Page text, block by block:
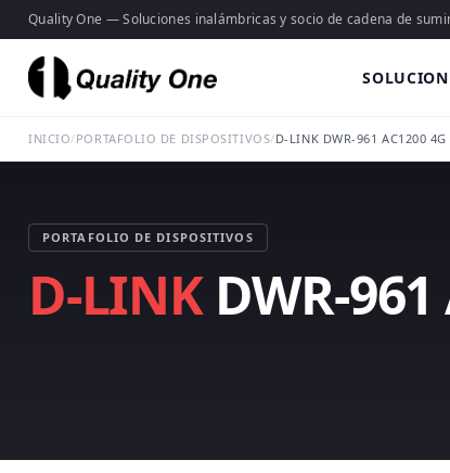
Quality One — Soluciones inalámbricas y socio de cadena de
INICIO/PORTAFOLIO DE DISPOSITIVOS/D-LINK DWR-961 AC1200 4G
PORTAFOLIO DE DISPOSITIVOS
D-LINKDWR-961